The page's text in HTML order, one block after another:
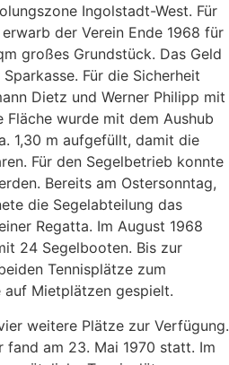
Ingolstadt-West. Für
der Verein Ende 1968 für
großes Grundstück. Das Geld
Für die Sicherheit
Dietz und Werner Philipp mit
Fläche wurde mit dem Aushub
1,30 m aufgefüllt, damit die
Für den Segelbetrieb konnte
Bereits am Ostersonntag,
die Segelabteilung das
Regatta. Im August 1968
24 Segelbooten. Bis zur
Tennisplätze zum
auf Mietplätzen gespielt.
weitere Plätze zur Verfügung.
fand am 23. Mai 1970 statt. Im